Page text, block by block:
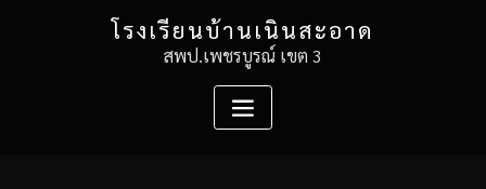
โรงเรียนบ้านเนินสะอาด
สพป.เพชรบูรณ์ เขต 3